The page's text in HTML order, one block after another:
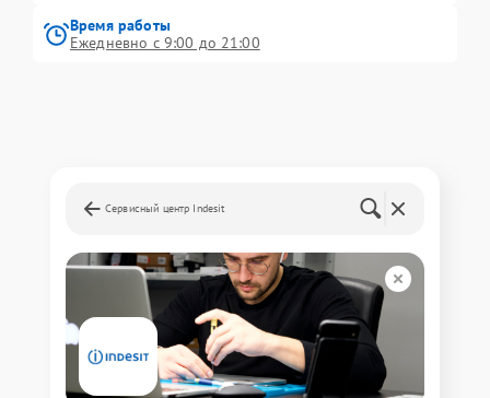
Время работы
Ежедневно с 9:00 до 21:00
Сервисный центр Indesit